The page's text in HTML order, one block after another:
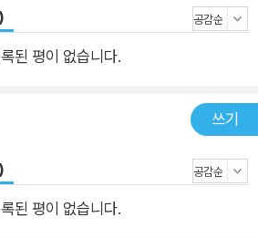
간성 회복을 꾀하려는 시도이다. 2006
가의 갤러리 소소는 자연과 조화를 강조
추구한 목조건축물이다. 전통적인 목조
내는 소통의 마법
합문화공간 지앤아트스페이스는 여러
군집된 구조로, 각 공간이 서로의 존재
게 설계되었다. 이러한 구조는 지역과
관계성에 대한 은유로, 건축이 어떻게
된 평이 없습니다.
쓰기
된 평이 없습니다.